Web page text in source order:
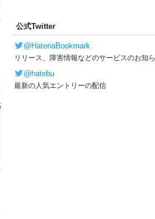
公式Twitter
@HatenaBookmark
リリース、障害情報などのサービスのお知
@hatebu
最新の人気エントリーの配信